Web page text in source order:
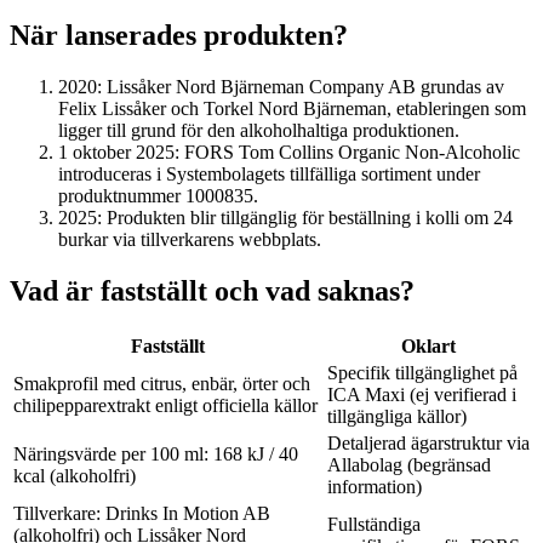
När lanserades produkten?
2020: Lissåker Nord Bjärneman Company AB grundas av
Felix Lissåker och Torkel Nord Bjärneman, etableringen som
ligger till grund för den alkoholhaltiga produktionen.
1 oktober 2025: FORS Tom Collins Organic Non-Alcoholic
introduceras i Systembolagets tillfälliga sortiment under
produktnummer 1000835.
2025: Produkten blir tillgänglig för beställning i kolli om 24
burkar via tillverkarens webbplats.
Vad är fastställt och vad saknas?
Fastställt
Oklart
Smakprofil med citrus, enbär, örter och
chilipepparextrakt enligt officiella källor
Specifik tillgänglighet på
ICA Maxi (ej verifierad i
tillgängliga källor)
Näringsvärde per 100 ml: 168 kJ / 40
kcal (alkoholfri)
Detaljerad ägarstruktur via
Allabolag (begränsad
information)
Tillverkare: Drinks In Motion AB
(alkoholfri) och Lissåker Nord
Fullständiga